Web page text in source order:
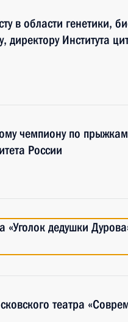
в области генетики,
Института
чемпиону по
России
«Уголок дедушки
театра